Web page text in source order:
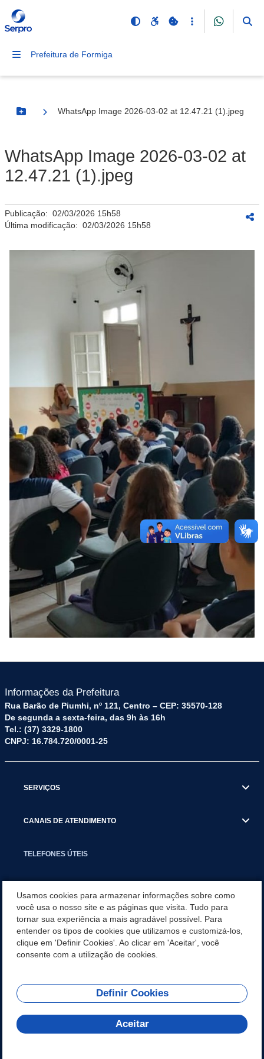
Prefeitura de Formiga
Botão Menu
WhatsApp Image 2026-03-02 at 12.47.21 (1).jpeg
WhatsApp Image 2026-03-02 at
12.47.21 (1).jpeg
Publicação: 02/03/2026 15h58
Última modificação: 02/03/2026 15h58
Informações da Prefeitura
Rua Barão de Piumhi, nº 121, Centro – CEP: 35570-128
De segunda a sexta-feira, das 9h às 16h
Tel.: (37) 3329-1800
CNPJ: 16.784.720/0001-25
SERVIÇOS
CANAIS DE ATENDIMENTO
TELEFONES ÚTEIS
NOTÍCIAS
APLICATIVO
REDES SOCIAIS
Usamos cookies para armazenar informações sobre como
você usa o nosso site e as páginas que visita. Tudo para
tornar sua experiência a mais agradável possível. Para
entender os tipos de cookies que utilizamos e customizá-los,
clique em 'Definir Cookies'. Ao clicar em 'Aceitar', você
consente com a utilização de cookies.
Definir Cookies
Aceitar